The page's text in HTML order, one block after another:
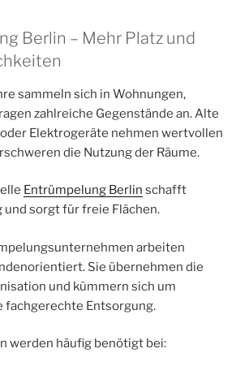
Berlin – Mehr Platz und
sammeln sich in Wohnungen,
zahlreiche Gegenstände an. Alte
Elektrogeräte nehmen wertvollen
die Nutzung der Räume.
Entrümpelung Berlin schafft
und sorgt für freie Flächen.
arbeiten
Sie übernehmen die
und kümmern sich um
fachgerechte Entsorgung.
werden häufig benötigt bei: